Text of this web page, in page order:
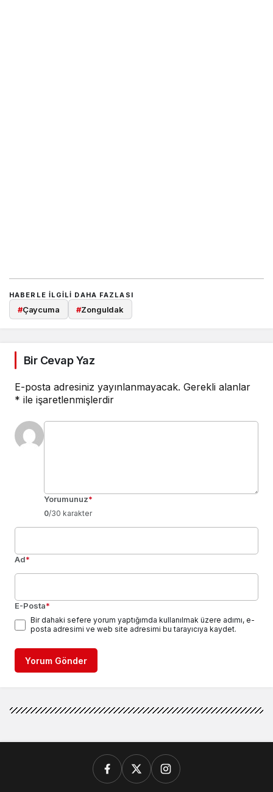
HABERLE ILGILI DAHA FAZLASI
#Çaycuma #Zonguldak
Bir Cevap Yaz
E-posta adresiniz yayınlanmayacak. Gerekli alanlar
* ile işaretlenmişlerdir
Yorumunuz*
0/30 karakter
Ad*
E-Posta*
Bir dahaki sefere yorum yaptığımda kullanılmak üzere adımı, e-
posta adresimi ve web site adresimi bu tarayıcıya kaydet.
Yorum Gönder